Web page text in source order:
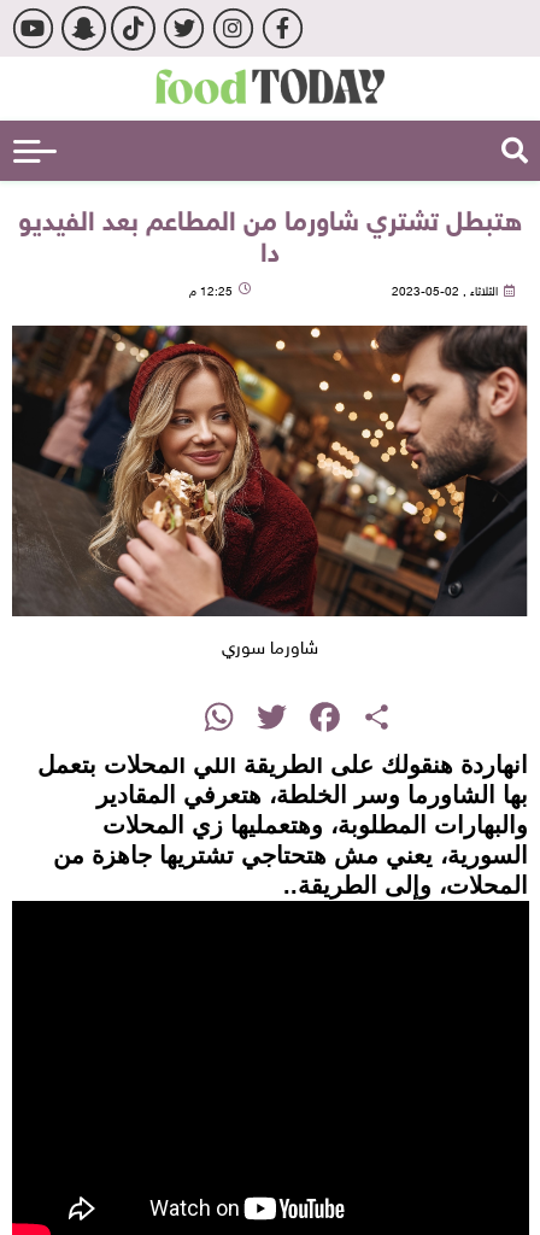
هتبطل تشتري شاورما من المطاعم بعد الفيديو
دا
الثلاثاء , 02-05-2023 12:25 م
شاورما سوري
Share
Facebook
Twitter
WhatsApp
انهاردة هنقولك على الطريقة اللي المحلات بتعمل
بها الشاورما وسر الخلطة، هتعرفي المقادير
والبهارات المطلوبة، وهتعمليها زي المحلات
السورية، يعني مش هتحتاجي تشتريها جاهزة من
المحلات، وإلى الطريقة..